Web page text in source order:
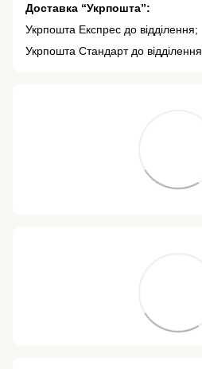
Доставка “Укрпошта”:
Укрпошта Експрес до відділення;
Укрпошта Стандарт до відділення.